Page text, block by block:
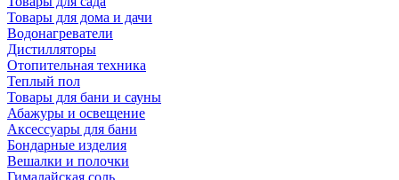
Товары для дома и дачи
Водонагреватели
Дистилляторы
Отопительная техника
Теплый пол
Товары для бани и сауны
Абажуры и освещение
Аксессуары для бани
Бондарные изделия
Вешалки и полочки
Гималайская соль